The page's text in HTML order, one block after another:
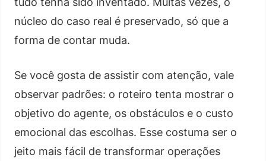
núcleo do caso real é preservado, só que a
forma de contar muda.
Se você gosta de assistir com atenção, vale
observar padrões: o roteiro tenta mostrar o
objetivo do agente, os obstáculos e o custo
emocional das escolhas. Esse costuma ser o
jeito mais fácil de transformar operações